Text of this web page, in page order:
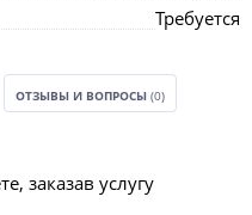
Требуется
ОТЗЫВЫ И ВОПРОСЫ (0)
заказав услугу